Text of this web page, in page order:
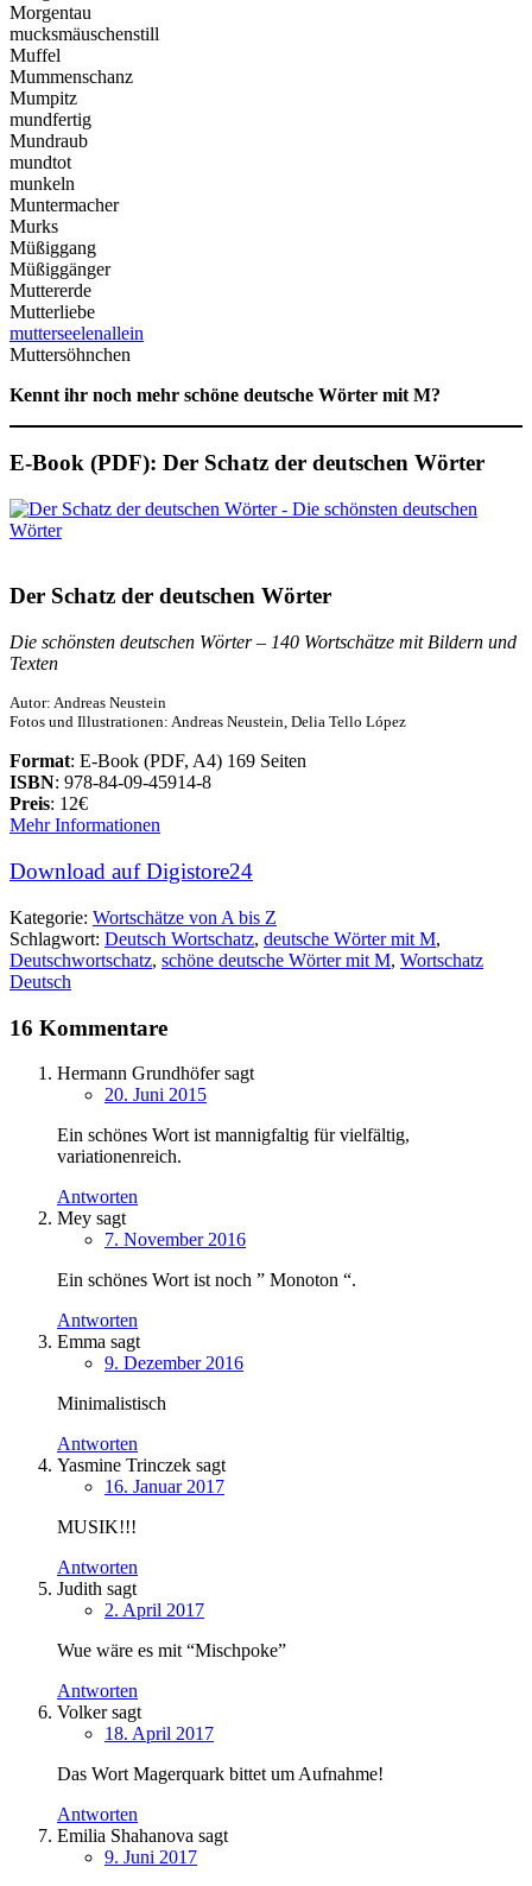
Morgentau
mucksmäuschenstill
Muffel
Mummenschanz
Mumpitz
mundfertig
Mundraub
mundtot
munkeln
Muntermacher
Murks
Müßiggang
Müßiggänger
Muttererde
Mutterliebe
mutterseelenallein
Muttersöhnchen
Kennt ihr noch mehr schöne deutsche Wörter mit M?
E-Book (PDF): Der Schatz der deutschen Wörter
Der Schatz der deutschen Wörter
Die schönsten deutschen Wörter – 140 Wortschätze mit Bildern und
Texten
Autor: Andreas Neustein
Fotos und Illustrationen: Andreas Neustein, Delia Tello López
Format: E-Book (PDF, A4) 169 Seiten
ISBN: 978-84-09-45914-8
Preis: 12€
Mehr Informationen
Download auf Digistore24
Kategorie: Wortschätze von A bis Z
Schlagwort: Deutsch Wortschatz, deutsche Wörter mit M,
Deutschwortschatz, schöne deutsche Wörter mit M, Wortschatz
Deutsch
16 Kommentare
Hermann Grundhöfersagt
20. Juni 2015
Ein schönes Wort ist mannigfaltig für vielfältig,
variationenreich.
Antworten
Mey sagt
7. November 2016
Ein schönes Wort ist noch ” Monoton “.
Antworten
Emma sagt
9. Dezember 2016
Minimalistisch
Antworten
Yasmine Trinczek sagt
16. Januar 2017
MUSIK!!!
Antworten
Judith sagt
2. April 2017
Wue wäre es mit “Mischpoke”
Antworten
Volkersagt
18. April 2017
Das Wort Magerquark bittet um Aufnahme!
Antworten
Emilia Shahanova sagt
9. Juni 2017